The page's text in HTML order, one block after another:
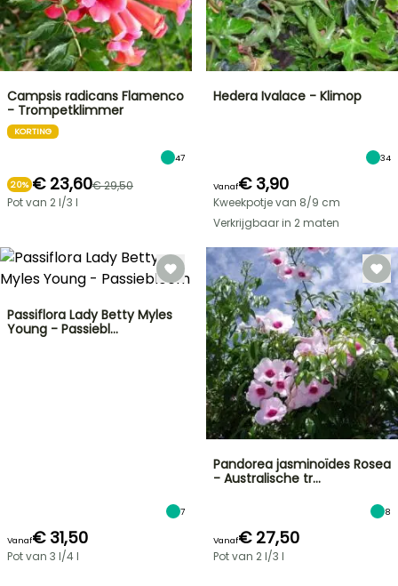
Campsis radicans Flamenco
- Trompetklimmer
KORTING
47
20% € 23,60€ 29,50
Pot van 2 l/3 l
Hedera Ivalace - Klimop
34
Vanaf€ 3,90
Kweekpotje van 8/9 cm
Verkrijgbaar in 2 maten
Passiflora Lady Betty Myles
Young - Passiebl…
7
Vanaf€ 31,50
Pot van 3 l/4 l
Pandorea jasminoïdes Rosea
- Australische tr…
8
Vanaf€ 27,50
Pot van 2 l/3 l